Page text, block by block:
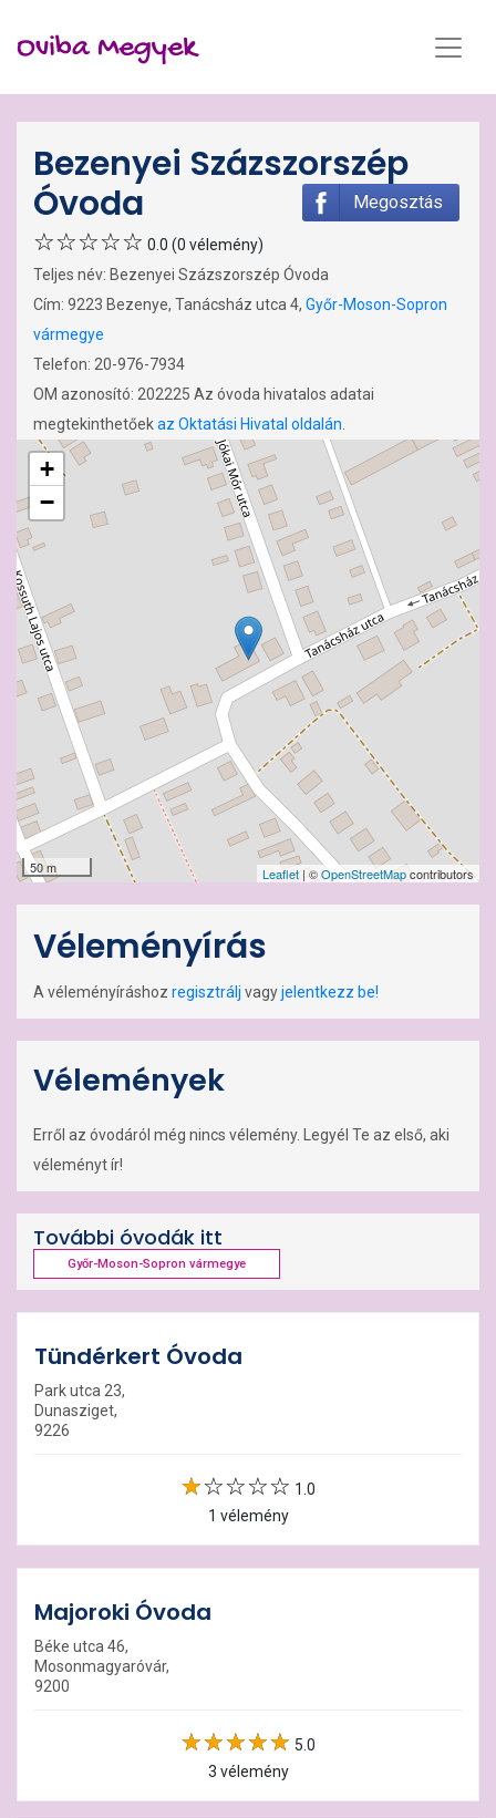
Oviba Megyek
Bezenyei Százszorszép
Óvoda
Megosztás
0.0 (0 vélemény)
Teljes név: Bezenyei Százszorszép Óvoda
Cím: 9223 Bezenye, Tanácsház utca 4, Győr-Moson-Sopron
vármegye
Telefon: 20-976-7934
OM azonosító: 202225 Az óvoda hivatalos adatai
megtekinthetőekaz Oktatási Hivatal oldalán
+
−
50 m Leaflet | ©OpenStreetMapcontributors
Véleményírás
A véleményíráshoz regisztrálj vagyjelentkezz be!
Vélemények
Erről az óvodáról még nincs vélemény. Legyél Te az első, aki
véleményt ír!
További óvodák itt
Győr-Moson-Sopron vármegye
Tündérkert Óvoda
Park utca 23,
Dunasziget,
9226
1.0
1 vélemény
Majoroki Óvoda
Béke utca 46,
Mosonmagyaróvár,
9200
5.0
3 vélemény